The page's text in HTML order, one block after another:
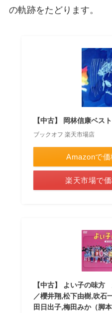
の軌跡をたどります。
【中古】 岡林信康ベス
ブックオフ 楽天市場店
Amazonで
楽天市場で
【中古】 よい子の味
／櫻井翔,松下由樹,吹石
田日出子,梅田みか（脚